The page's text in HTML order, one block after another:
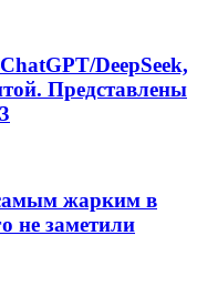
DeepSeek,
Представлены
жарким в
не заметили